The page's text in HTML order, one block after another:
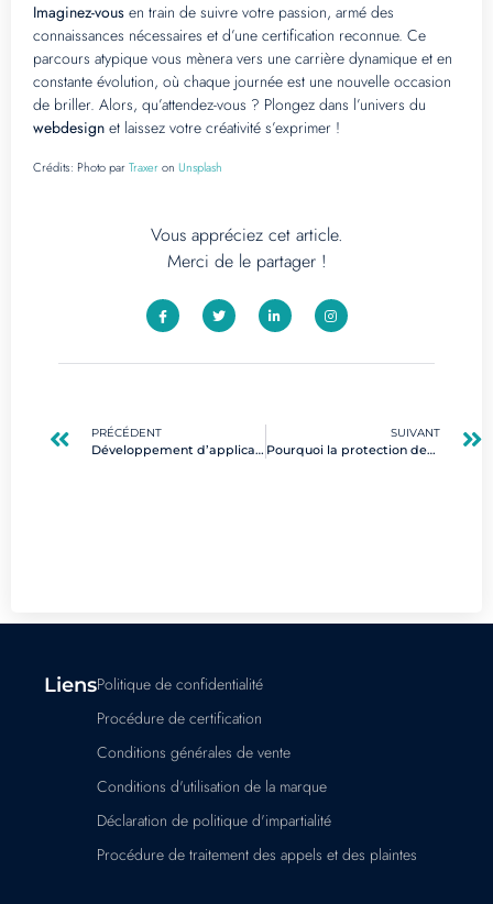
Imaginez-vous en train de suivre votre passion, armé des
connaissances nécessaires et d’une certification reconnue. Ce
parcours atypique vous mènera vers une carrière dynamique et en
constante évolution, où chaque journée est une nouvelle occasion
de briller. Alors, qu’attendez-vous ? Plongez dans l’univers du
webdesign et laissez votre créativité s’exprimer !
Crédits: Photo parTraxeron Unsplash
Vous appréciez cet article.
Merci de le partager !
PRÉCÉDENT
Développement d’applications low code : guide pour débutants et avantages clés
SUIVANT
Pourquoi la protection des informations est vitale pour les entreprises modernes ?
LiensPolitique de confidentialité
Procédure de certification
Conditions générales de vente
Conditions d'utilisation de la marque
Déclaration de politique d'impartialité
Procédure de traitement des appels et des plaintes